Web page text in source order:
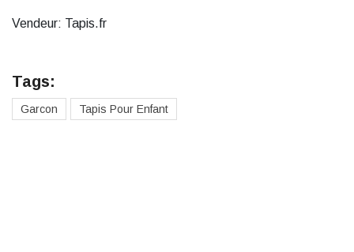
Vendeur: Tapis.fr
Tags:
Garcon Tapis Pour Enfant